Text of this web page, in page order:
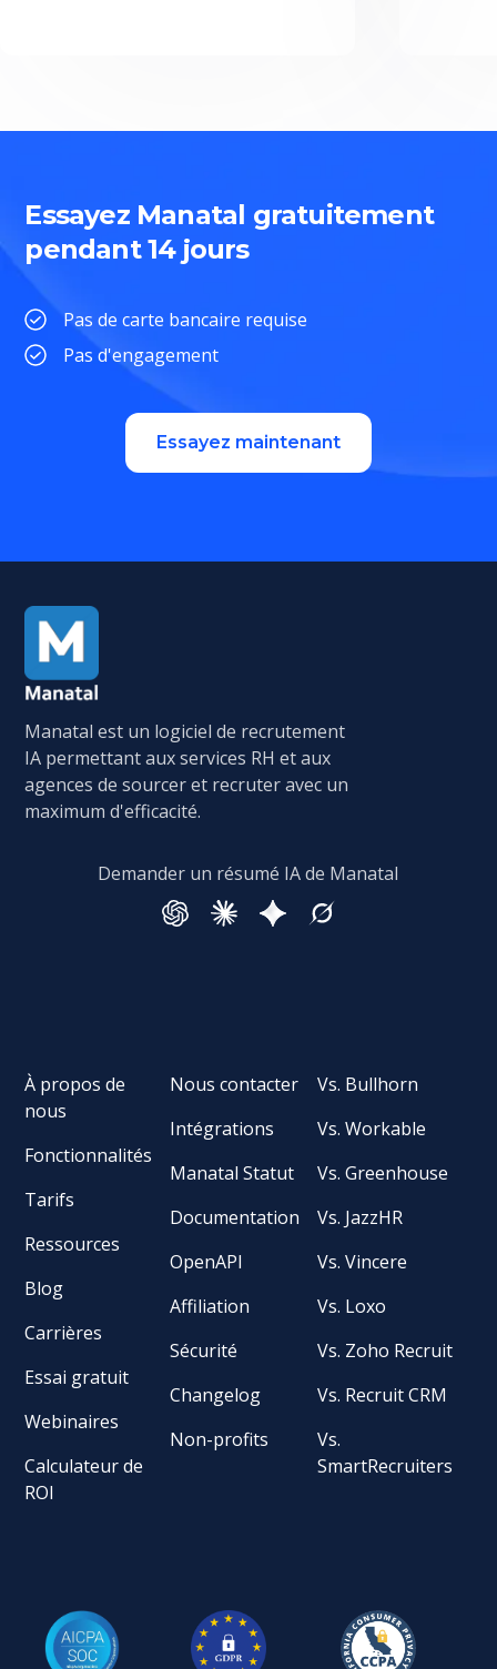
Essayez Manatal gratuitement
pendant 14 jours
Pas de carte bancaire requise
Pas d'engagement
Essayez maintenant
Manatal est un logiciel de recrutement
IA permettant aux services RH et aux
agences de sourcer et recruter avec un
maximum d'efficacité.
Demander un résumé IA de Manatal
À propos de
nous
Fonctionnalités
Tarifs
Ressources
Blog
Carrières
Essai gratuit
Webinaires
Calculateur de
ROI
Nous contacter
Intégrations
Manatal Statut
Documentation
OpenAPI
Affiliation
Sécurité
Changelog
Non-profits
Vs. Bullhorn
Vs. Workable
Vs. Greenhouse
Vs. JazzHR
Vs. Vincere
Vs. Loxo
Vs. Zoho Recruit
Vs. Recruit CRM
Vs.
SmartRecruiters